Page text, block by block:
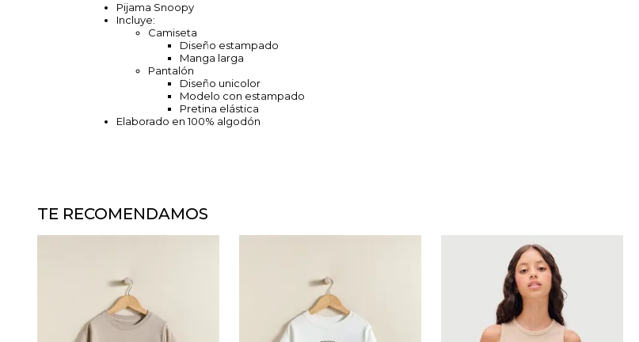
Pijama Snoopy
Incluye:
Camiseta
Diseño estampado
Manga larga
Pantalón
Diseño unicolor
Modelo con estampado
Pretina elástica
Elaborado en 100% algodón
TE RECOMENDAMOS